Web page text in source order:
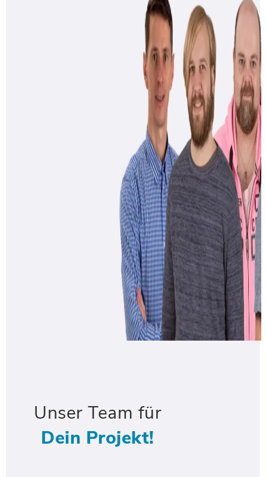
Unser Team für
Dein Projekt!